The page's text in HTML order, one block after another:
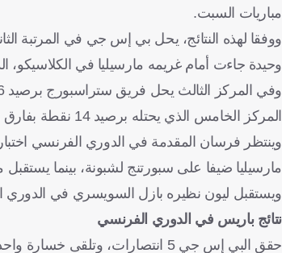
مباريات السبت.
وحيدة جاءت أمام غريمه مارسيليا في الكلاسيكو،
المركز الخامس الذي يحتله برصيد 14 نقطة بفارق نقطة واحدة عن لانس الذي سيواجه باريس إف سي، مساء الأحد، في إطار الجولة الثامنة.
وينتظر فرسان المقدمة في الدوري الفرنسي
مارسيليا ضيفا على سبورتنج لشبونة، بينما
ويستقبل ليون نظيره بازل السويسري في الدوري
نتائج باريس في الدوري الفرنسي
حقق البي إس جي 5 انتصارات،